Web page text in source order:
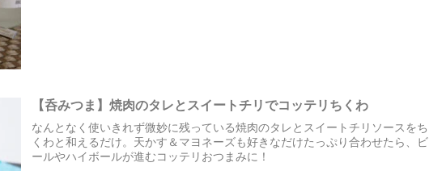
【呑みつま】焼肉のタレとスイートチリでコッテリちくわ
なんとなく使いきれず微妙に残っている焼肉のタレとスイートチリソースをち
くわと和えるだけ。天かす＆マヨネーズも好きなだけたっぷり合わせたら、ビ
ールやハイボールが進むコッテリおつまみに！